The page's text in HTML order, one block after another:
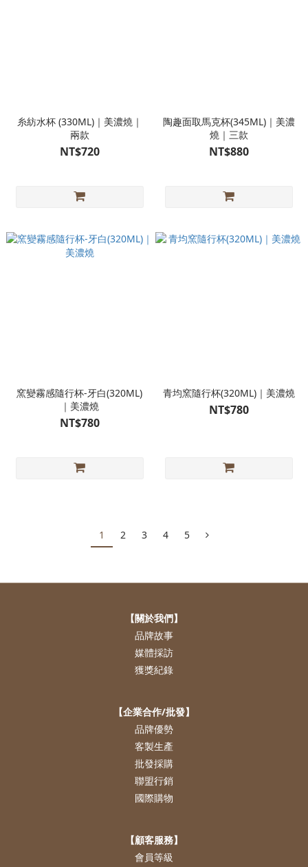
糸紡水杯 (330ML)｜美濃燒｜
兩款
NT$720
陶趣面取馬克杯(345ML)｜美濃
燒｜三款
NT$880
窯變霧感隨行杯-牙白(320ML)
｜美濃燒
NT$780
青均窯隨行杯(320ML)｜美濃燒
NT$780
1 2 3 4 5
【關於我們】
品牌故事
媒體採訪
獲獎紀錄
【企業合作/批發】
品牌優勢
客製生產
批發採購
聯盟行銷
國際購物
【顧客服務】
會員等級